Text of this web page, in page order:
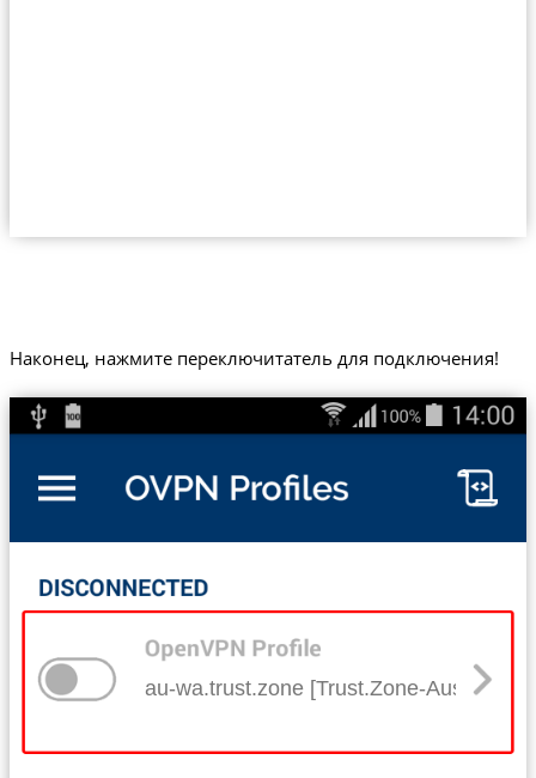
Наконец, нажмите переключитатель для подключения!
au-wa.trust.zone [Trust.Zone-Australia-